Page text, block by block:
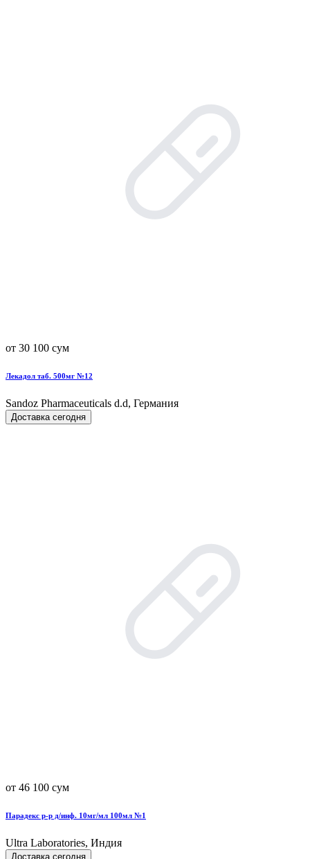
от 30 100 сум
Лекадол таб. 500мг №12
Sandoz Pharmaceuticals d.d, Германия
Доставка сегодня
от 46 100 сум
Парадекс р-р д/инф. 10мг/мл 100мл №1
Ultra Laboratories, Индия
Доставка сегодня